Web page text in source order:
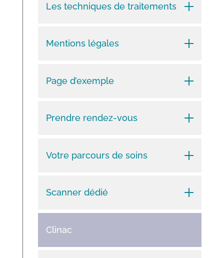
Les techniques de traitements
Mentions légales
Page d’exemple
Prendre rendez-vous
Votre parcours de soins
Scanner dédié
Clinac